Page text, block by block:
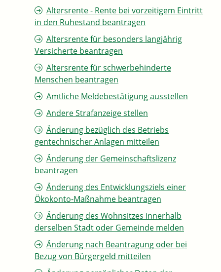
Altersrente - Rente bei vorzeitigem Eintritt
in den Ruhestand beantragen
Altersrente für besonders langjährig
Versicherte beantragen
Altersrente für schwerbehinderte
Menschen beantragen
Amtliche Meldebestätigung ausstellen
Andere Strafanzeige stellen
Änderung bezüglich des Betriebs
gentechnischer Anlagen mitteilen
Änderung der Gemeinschaftslizenz
beantragen
Änderung des Entwicklungsziels einer
Ökokonto-Maßnahme beantragen
Änderung des Wohnsitzes innerhalb
derselben Stadt oder Gemeinde melden
Änderung nach Beantragung oder bei
Bezug von Bürgergeld mitteilen